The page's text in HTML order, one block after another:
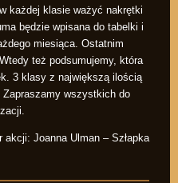
każdej klasie ważyć nakrętki
będzie wpisana do tabelki i
miesiąca. Ostatnim
też podsumujemy, która
3 klasy z największą ilością
wszystkich do
akcji: Joanna Ulman – Szłapka